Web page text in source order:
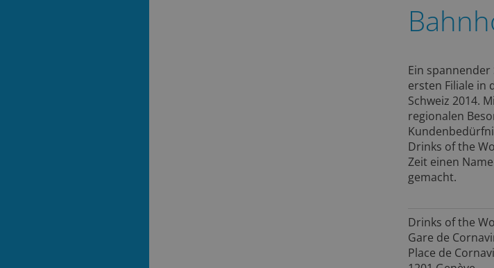
Ein
ersten Filiale in
Schweiz 2014.
regionalen
Drinks of the
Zeit einen
gemacht.
Drinks of the
Gare de
Place de